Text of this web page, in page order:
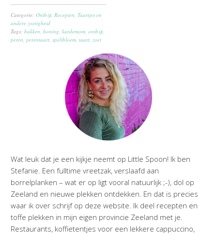
Categorie:Ontbijt Recepten ,Taartjes en
andere zoetigheid
Tags:bakken ,honing ,kardemom ,ontbijt
peren ,perentaart ,speltbloem ,taart zoet
Wat leuk dat je een kijkje neemt op Little Spoon! Ik ben
Stefanie. Een fulltime vreetzak, verslaafd aan
borrelplanken – wat er op ligt vooral natuurlijk ;-), dol op
Zeeland en nieuwe plekken ontdekken. En dat is precies
waar ik over schrijf op deze website. Ik deel recepten en
toffe plekken in mijn eigen provincie Zeeland met je.
Restaurants, koffietentjes voor een lekkere cappuccino,